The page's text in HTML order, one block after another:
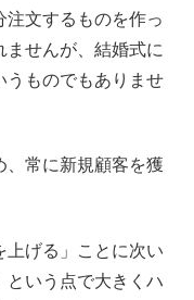
注文するものを作っ
ませんが、結婚式に
うものでもありませ
、常に新規顧客を獲
上げる」ことに次い
という点で大きくハ